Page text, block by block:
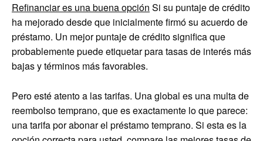
Refinanciar es una buena opción Si su puntaje de crédito
ha mejorado desde que inicialmente firmó su acuerdo de
préstamo. Un mejor puntaje de crédito significa que
probablemente puede etiquetar para tasas de interés más
bajas y términos más favorables.
Pero esté atento a las tarifas. Una global es una multa de
reembolso temprano, que es exactamente lo que parece:
una tarifa por abonar el préstamo temprano. Si esta es la